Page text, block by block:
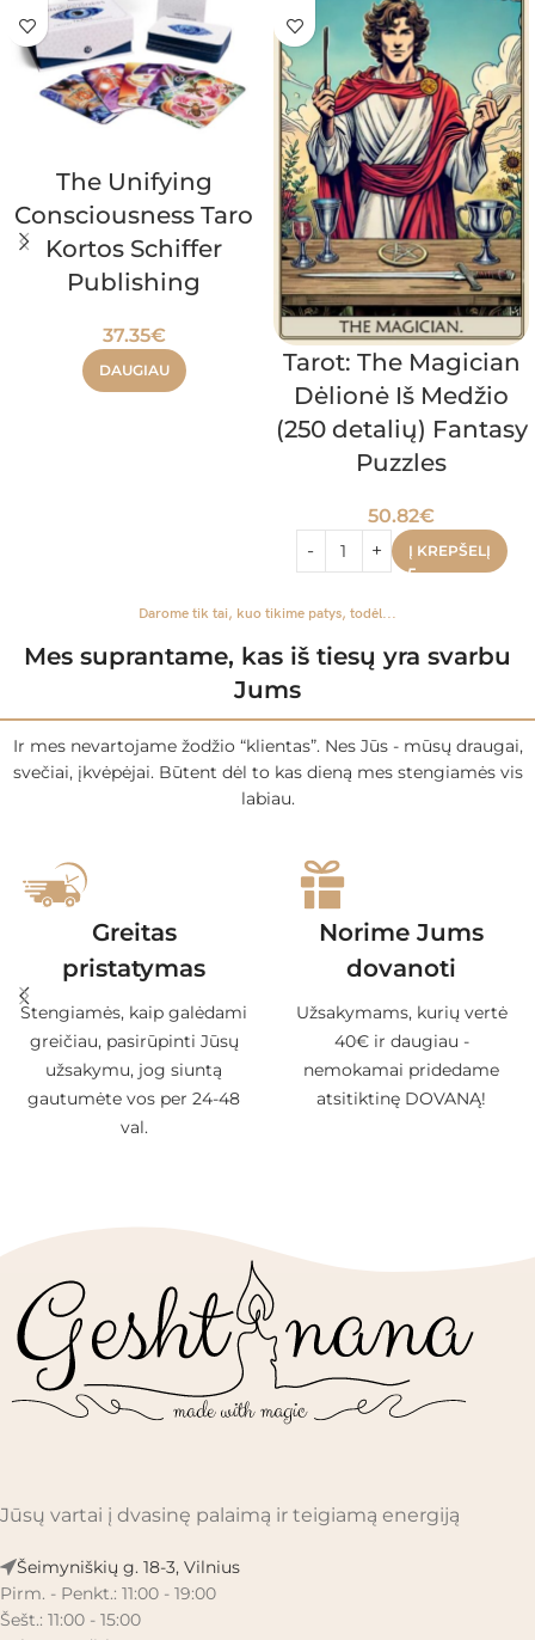
The Unifying
Consciousness Taro
Kortos Schiffer
Publishing
37.35€
DAUGIAU
Tarot: The Magician
Dėlionė Iš Medžio
(250 detalių) Fantasy
Puzzles
50.82€
Į KREPŠELĮ
Darome tik tai, kuo tikime patys, todėl...
Mes suprantame, kas iš tiesų yra svarbu
Jums
Ir mes nevartojame žodžio “klientas”. Nes Jūs - mūsų draugai,
svečiai, įkvėpėjai. Būtent dėl to kas dieną mes stengiamės vis
labiau.
Greitas
pristatymas
Stengiamės, kaip galėdami
greičiau, pasirūpinti Jūsų
užsakymu, jog siuntą
gautumėte vos per 24-48
val.
Norime Jums
dovanoti
Užsakymams, kurių vertė
40€ ir daugiau -
nemokamai pridedame
atsitiktinę DOVANĄ!
Jūsų vartai į dvasinę palaimą ir teigiamą energiją
Šeimyniškių g. 18-3, Vilnius
Pirm. - Penkt.: 11:00 - 19:00
Šešt.: 11:00 - 15:00